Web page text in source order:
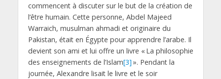
commencent à discuter sur le but de la création de
l’être humain. Cette personne, Abdel Majeed
Warraich, musulman ahmadi et originaire du
Pakistan, était en Égypte pour apprendre l’arabe. Il
devient son ami et lui offre un livre « La philosophie
des enseignements de l’Islam[3] ». Pendant la
journée, Alexandre lisait le livre et le soir